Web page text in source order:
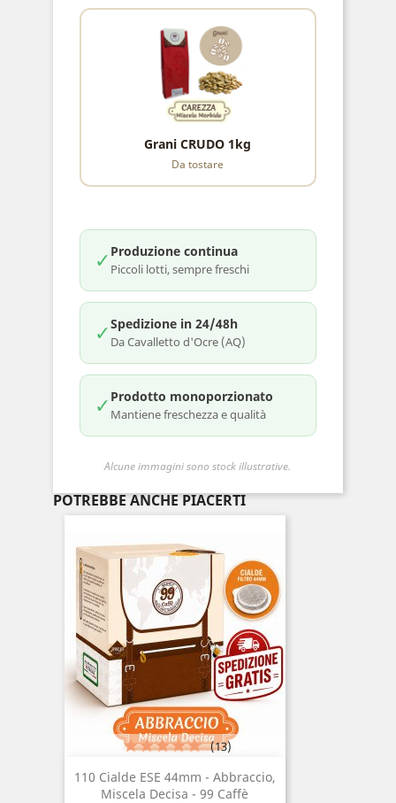
Grani CRUDO 1kg
Da tostare
✓ Produzione continua
Piccoli lotti, sempre freschi
✓Spedizione in 24/48h
Da Cavalletto d'Ocre (AQ)
✓ Prodotto monoporzionato
Mantiene freschezza e qualità
Alcune immagini sono stock illustrative.
POTREBBE ANCHE PIACERTI
110 Cialde ESE 44mm - Abbraccio,
Miscela Decisa - 99 Caffè
(13)